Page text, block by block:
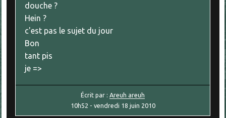
douche ?
Hein ?
c'est pas le sujet du jour
Bon
tant pis
je =>
Écrit par :Areuh areuh
10h52 - vendredi 18 juin 2010